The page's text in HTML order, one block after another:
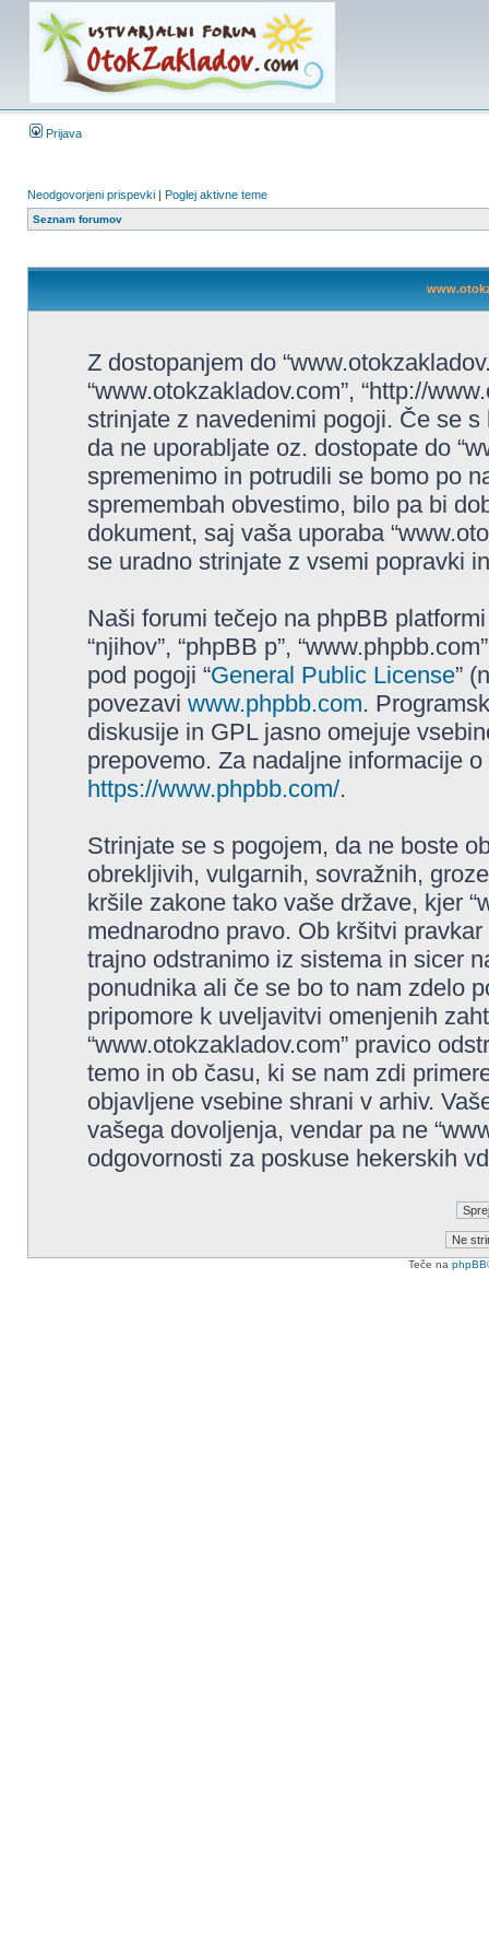
Prijava
Neodgovorjeni prispevki | Poglej aktivne teme
Seznam forumov
Z dostopanjem do
“www.otokzakladov.com”, “http://
strinjate z navedenimi pogoji. Če se
da ne uporabljate oz. dostopate do
spremenimo in potrudili se bomo po
spremembah obvestimo, bilo pa bi
dokument, saj vaša uporaba
se uradno strinjate z vsemi popravki
Naši forumi tečejo na phpBB
“njihov”, “phpBB p”,
pod pogoji “General Public License”
povezavi www.phpbb.com.
diskusije in GPL jasno omejuje
prepovemo. Za nadaljne informacije
https://www.phpbb.com/.
Strinjate se s pogojem, da ne boste
obrekljivih, vulgarnih, sovražnih,
kršile zakone tako vaše države, kjer
mednarodno pravo. Ob kršitvi
trajno odstranimo iz sistema in sicer
ponudnika ali če se bo to nam zdelo
pripomore k uveljavitvi omenjenih
“www.otokzakladov.com” pravico
temo in ob času, ki se nam zdi
objavljene vsebine shrani v arhiv.
vašega dovoljenja, vendar pa ne
odgovornosti za poskuse hekerskih
Teče na phpBB